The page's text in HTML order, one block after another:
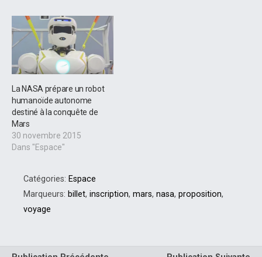
La NASA prépare un robot
humanoïde autonome
destiné à la conquête de
Mars
30 novembre 2015
Dans "Espace"
Catégories: Espace
Marqueurs: billet, inscription, mars, nasa, proposition,
voyage